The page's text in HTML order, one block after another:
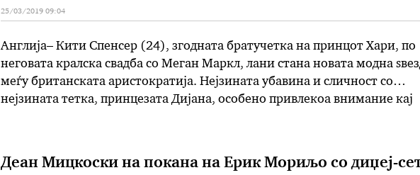
25/03/2019 09:04
Англија– Кити Спенсер (24), згодната братучетка на принцот Хари, по
неговата кралска свадба со Меган Маркл, лани стана новата модна
меѓу британската аристократија. Нејзината убавина и сличност со
нејзината тетка, принцезата Дијана, особено привлекоа внимание кај
Деан Мицкоски на покана на Ерик Мориљо со диџеј-